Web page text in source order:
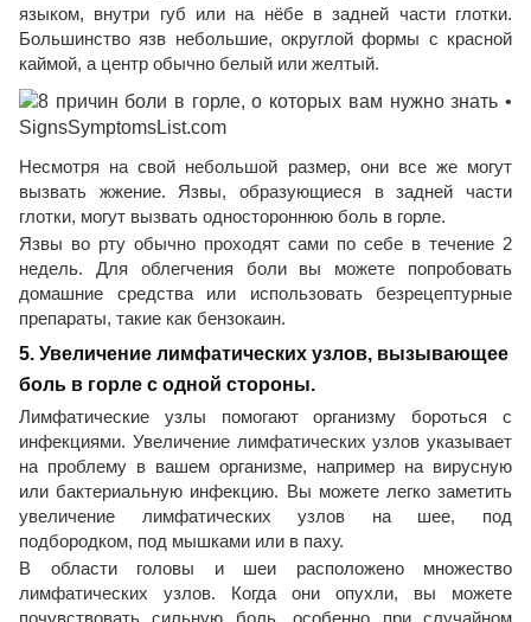
языком, внутри губ или на нёбе в задней части глотки.
Большинство язв небольшие, округлой формы с красной
каймой, а центр обычно белый или желтый.
Несмотря на свой небольшой размер, они все же могут
вызвать жжение. Язвы, образующиеся в задней части
глотки, могут вызвать одностороннюю боль в горле.
Язвы во рту обычно проходят сами по себе в течение 2
недель. Для облегчения боли вы можете попробовать
домашние средства или использовать безрецептурные
препараты, такие как бензокаин.
5. Увеличение лимфатических узлов, вызывающее
боль в горле с одной стороны.
Лимфатические узлы помогают организму бороться с
инфекциями. Увеличение лимфатических узлов указывает
на проблему в вашем организме, например на вирусную
или бактериальную инфекцию. Вы можете легко заметить
увеличение лимфатических узлов на шее, под
подбородком, под мышками или в паху.
В области головы и шеи расположено множество
лимфатических узлов. Когда они опухли, вы можете
почувствовать сильную боль, особенно при случайном